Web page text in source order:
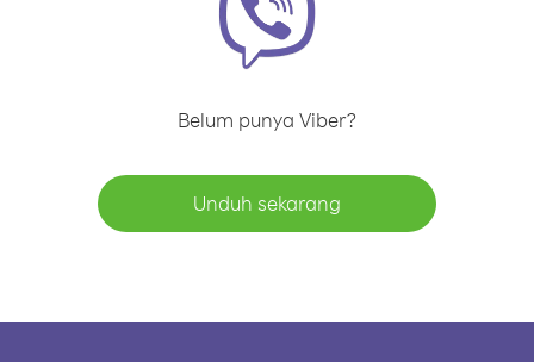
Belum punya Viber?
Unduh sekarang